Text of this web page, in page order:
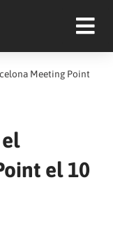
Meeting Point
el 10